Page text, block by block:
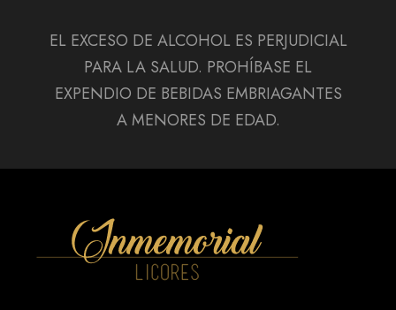
EL EXCESO DE ALCOHOL ES PERJUDICIAL
PARA LA SALUD. PROHÍBASE EL
EXPENDIO DE BEBIDAS EMBRIAGANTES
A MENORES DE EDAD.